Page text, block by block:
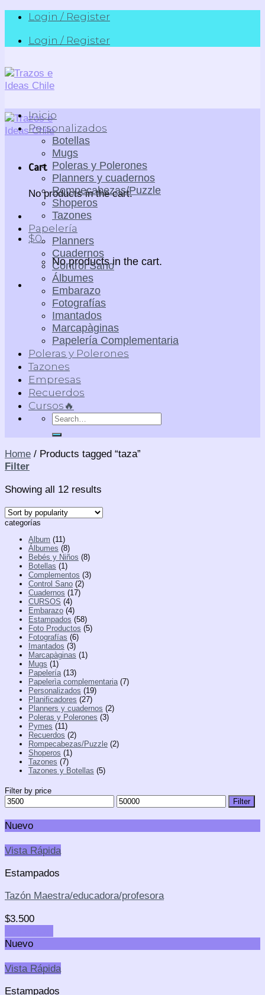
Skip
content
Login / Register
Login / Register
Cart
No products in the cart.
$0
No products in the cart.
Inicio
Personalizados
Botellas
Mugs
Poleras y Polerones
Planners y cuadernos
Rompecabezas/Puzzle
Shoperos
Tazones
Papelería
Planners
Cuadernos
Control Sano
Álbumes
Embarazo
Fotografías
Imantados
Marcapàginas
Papelería Complementaria
Poleras y Polerones
Tazones
Empresas
Recuerdos
Cursos🔥
Search
for:
Home / Products tagged “taza”
Filter
Showing all 12 results
categorías
Album (11)
Álbumes (8)
Bebés y Niños (8)
Botellas (1)
Complementos (3)
Control Sano (2)
Cuadernos (17)
CURSOS (4)
Embarazo (4)
Estampados (58)
Foto Productos (5)
Fotografías (6)
Imantados (3)
Marcapàginas (1)
Mugs (1)
Papelería (13)
Papelerìa complementaria (7)
Personalizados (19)
Planificadores (27)
Planners y cuadernos (2)
Poleras y Polerones (3)
Pymes (11)
Recuerdos (2)
Rompecabezas/Puzzle (2)
Shoperos (1)
Tazones (7)
Tazones y Botellas (5)
Filter by price
Filter
Nuevo
Vista Rápida
Estampados
Tazón Maestra/educadora/profesora
$3.500
Nuevo
Vista Rápida
Estampados